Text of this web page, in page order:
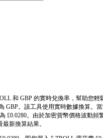
和 GBP 的實時兌換率，幫助您輕
GBP。該工具使用實時數據換算。
£0.0280。由於加密貨幣價格波動頻
新換算結果。